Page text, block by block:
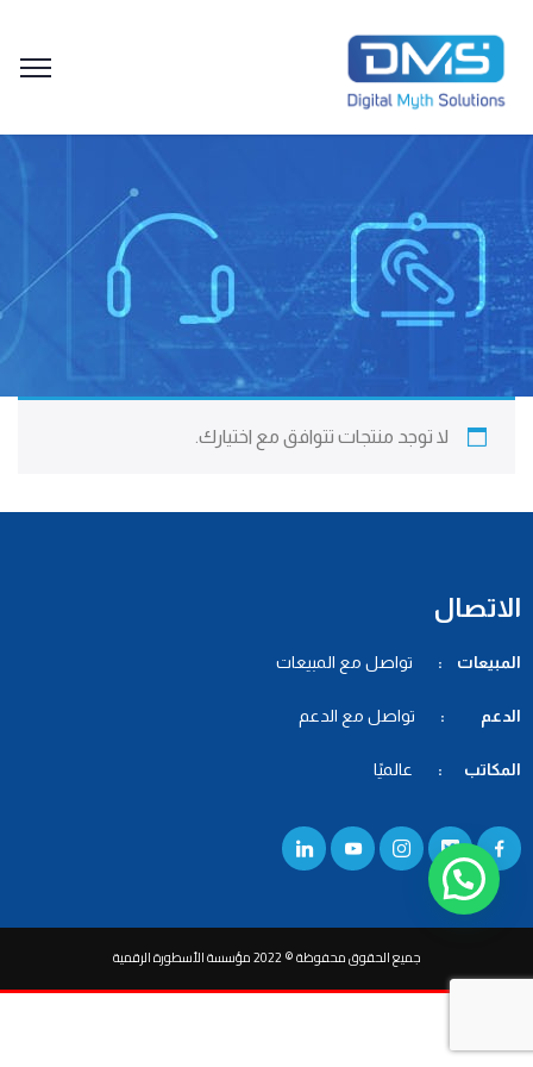
لا توجد منتجات تتوافق مع اختيارك.
الاتصال
المبيعات : تواصل مع المبيعات
الدعم : تواصل مع الدعم
المكاتب : عالميًا
جميع الحقوق محفوظة © 2022 مؤسسة الأسطورة الرقمية